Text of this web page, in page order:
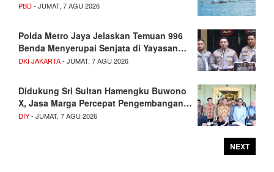
PBD- JUMAT, 7 AGU 2026
Polda Metro Jaya Jelaskan Temuan 996
Benda Menyerupai Senjata di Yayasan…
DKI JAKARTA- JUMAT, 7 AGU 2026
Didukung Sri Sultan Hamengku Buwono
X, Jasa Marga Percepat Pengembangan…
DIY- JUMAT, 7 AGU 2026
NEXT